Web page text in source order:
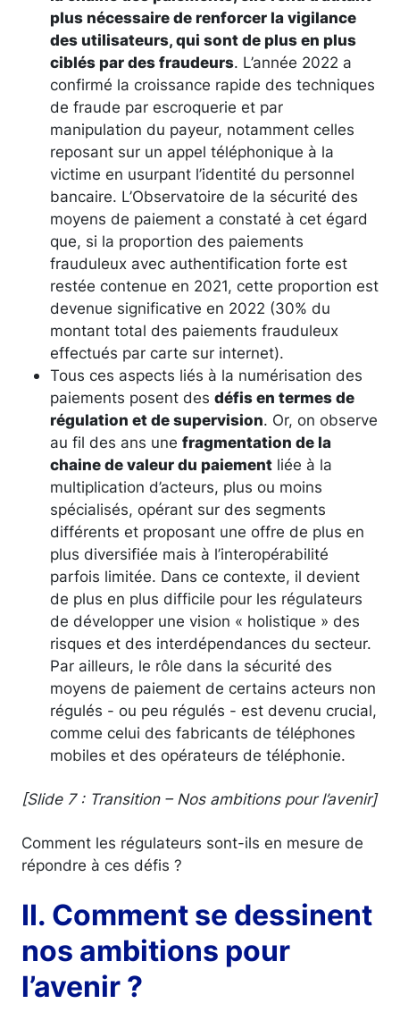
plus nécessaire de renforcer la vigilance
des utilisateurs, qui sont de plus en plus
ciblés par des fraudeurs. L’année 2022 a
confirmé la croissance rapide des techniques
de fraude par escroquerie et par
manipulation du payeur, notamment celles
reposant sur un appel téléphonique à la
victime en usurpant l’identité du personnel
bancaire. L’Observatoire de la sécurité des
moyens de paiement a constaté à cet égard
que, si la proportion des paiements
frauduleux avec authentification forte est
restée contenue en 2021, cette proportion est
devenue significative en 2022 (30% du
montant total des paiements frauduleux
effectués par carte sur internet).
Tous ces aspects liés à la numérisation des
paiements posent des défis en termes de
régulation et de supervision. Or, on observe
au fil des ans une fragmentation de la
chaine de valeur du paiement liée à la
multiplication d’acteurs, plus ou moins
spécialisés, opérant sur des segments
différents et proposant une offre de plus en
plus diversifiée mais à l’interopérabilité
parfois limitée. Dans ce contexte, il devient
de plus en plus difficile pour les régulateurs
de développer une vision « holistique » des
risques et des interdépendances du secteur.
Par ailleurs, le rôle dans la sécurité des
moyens de paiement de certains acteurs non
régulés - ou peu régulés - est devenu crucial,
comme celui des fabricants de téléphones
mobiles et des opérateurs de téléphonie.
[Slide 7 : Transition – Nos ambitions pour l’avenir]
Comment les régulateurs sont-ils en mesure de
répondre à ces défis ?
II. Comment se dessinent
nos ambitions pour
l’avenir ?